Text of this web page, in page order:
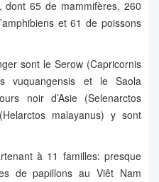
65 de mammifères, 260
et 61 de poissons
sont le Serow (Capricornis
vuquangensis et le Saola
noir d’Asie (Selenarctos
malayanus) y sont
à 11 familles: presque
de papillons au Viêt Nam